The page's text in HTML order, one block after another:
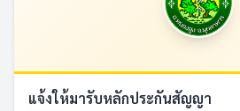
แจ้งให้มารับหลักประกันสัญญา